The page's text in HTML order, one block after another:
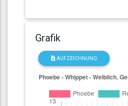
Grafik
AUFZEICHNUNG